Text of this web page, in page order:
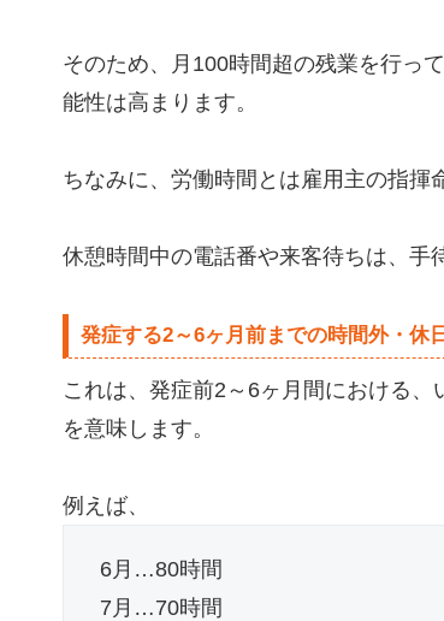
そのため、月100時間超の残業を行っ
能性は高まります。
ちなみに、労働時間とは雇用主の指揮
休憩時間中の電話番や来客待ちは、手
発症する2～6ヶ月前までの時間外・休
これは、発症前2～6ヶ月間における
を意味します。
例えば、
6月…80時間
7月…70時間